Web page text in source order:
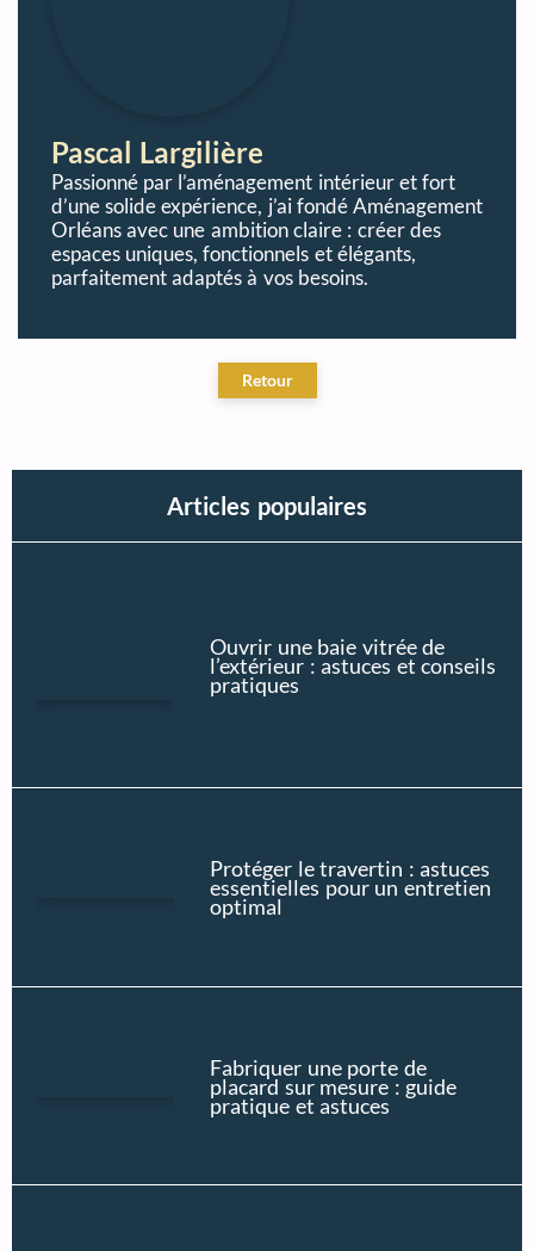
Pascal Largilière
Passionné par l’aménagement intérieur et fort
d’une solide expérience, j’ai fondé Aménagement
Orléans avec une ambition claire : créer des
espaces uniques, fonctionnels et élégants,
parfaitement adaptés à vos besoins.
Articles populaires
Ouvrir une baie vitrée de
l’extérieur : astuces et conseils
pratiques
Protéger le travertin : astuces
essentielles pour un entretien
optimal
Fabriquer une porte de
placard sur mesure : guide
pratique et astuces